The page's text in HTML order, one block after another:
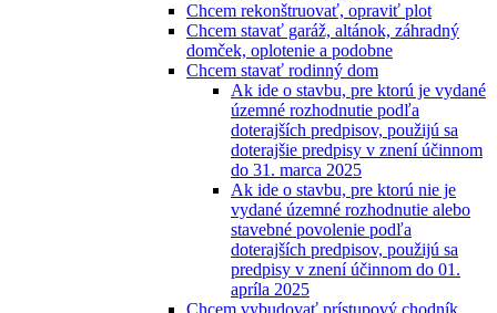
Chcem rekonštruovať, opraviť plot
Chcem stavať garáž, altánok, záhradný
domček, oplotenie a podobne
Chcem stavať rodinný dom
Ak ide o stavbu, pre ktorú je vydané
územné rozhodnutie podľa
doterajších predpisov, použijú sa
doterajšie predpisy v znení účinnom
do 31. marca 2025
Ak ide o stavbu, pre ktorú nie je
vydané územné rozhodnutie alebo
stavebné povolenie podľa
doterajších predpisov, použijú sa
predpisy v znení účinnom do 01.
apríla 2025
Chcem vybudovať prístupový chodník,